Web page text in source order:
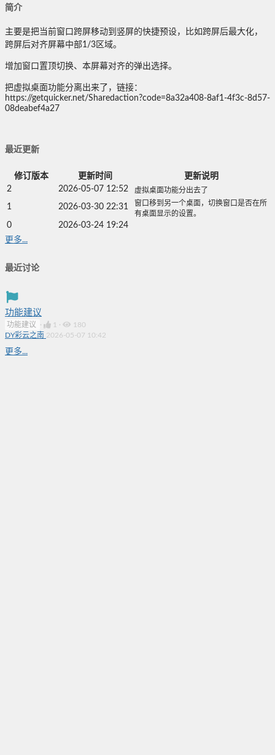
简介
主要是把当前窗口跨屏移动到竖屏的快捷预设，比如跨屏后最大化，
跨屏后对齐屏幕中部1/3区域。
增加窗口置顶切换、本屏幕对齐的弹出选择。
把虚拟桌面功能分离出来了，链接：
https://getquicker.net/Sharedaction?code=8a32a408-8af1-4f3c-8d57-
08deabef4a27
最近更新
修订版本 更新时间
更新说明
2
2026-05-07 12:52 虚拟桌面功能分出去了
1 2026-03-30 22:31
窗口移到另一个桌面，切换窗口是否在所
有桌面显示的设置。
0
2026-03-24 19:24
更多...
最近讨论
功能建议
功能建议 · 1 ·
180
DY彩云之南 2026-05-07 10:42
更多...